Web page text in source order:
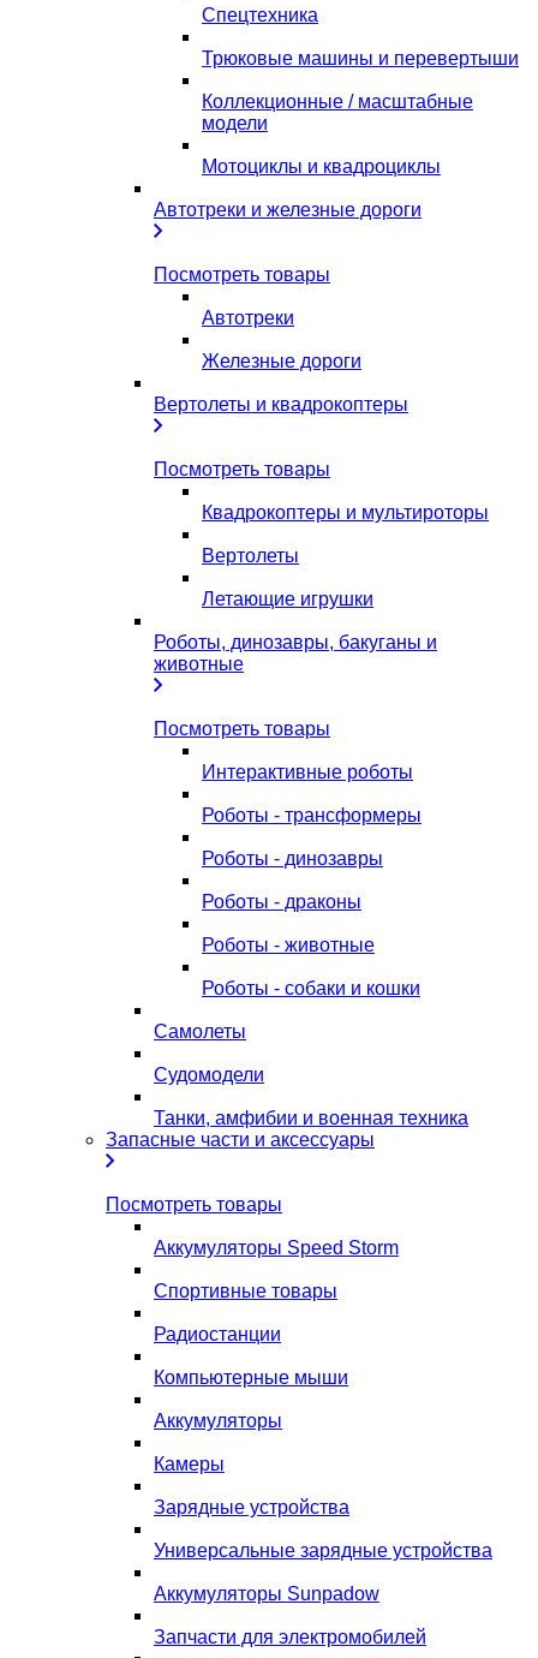
Спецтехника
Трюковые машины и перевертыши
Коллекционные / масштабные
модели
Мотоциклы и квадроциклы
Автотреки и железные дороги
Посмотреть товары
Автотреки
Железные дороги
Вертолеты и квадрокоптеры
Посмотреть товары
Квадрокоптеры и мультироторы
Вертолеты
Летающие игрушки
Роботы, динозавры, бакуганы и
животные
Посмотреть товары
Интерактивные роботы
Роботы - трансформеры
Роботы - динозавры
Роботы - драконы
Роботы - животные
Роботы - собаки и кошки
Самолеты
Судомодели
Танки, амфибии и военная техника
Запасные части и аксессуары
Посмотреть товары
Аккумуляторы Speed Storm
Спортивные товары
Радиостанции
Компьютерные мыши
Аккумуляторы
Камеры
Зарядные устройства
Универсальные зарядные устройства
Аккумуляторы Sunpadow
Запчасти для электромобилей